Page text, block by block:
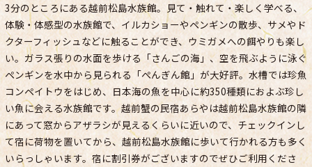
3分のところにある越前松島水族館。見て・触れて・楽しく学べる、
体験・体感型の水族館で、イルカショーやペンギンの散歩、サメやド
クターフィッシュなどに触ることができ、ウミガメへの餌やりも楽し
い。ガラス張りの水面を歩ける「さんごの海」、空を飛ぶように泳ぐ
ペンギンを水中から見られる「ぺんぎん館」が大好評。水槽では珍魚
コンペイトウをはじめ、日本海の魚を中心に約350種類におよぶ珍し
い魚に会える水族館です。越前蟹の民宿あらやは越前松島水族館の隣
にあって窓からアザラシが見えるくらいに近いので、チェックインし
て宿に荷物を置いてから、越前松島水族館に歩いて行かれる方も多く
いらっしゃいます。宿に割引券がございますのでぜひご利用くださ